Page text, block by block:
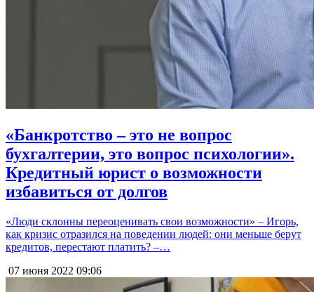
«Банкротство – это не вопрос
бухгалтерии, это вопрос психологии».
Кредитный юрист о возможности
избавиться от долгов
«Люди склонны переоценивать свои возможности» – Игорь,
как кризис отразился на поведении людей: они меньше берут
кредитов, перестают платить? –…
07 июня 2022 09:06